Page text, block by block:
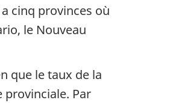
cinq provinces où
le Nouveau
que le taux de la
provinciale. Par